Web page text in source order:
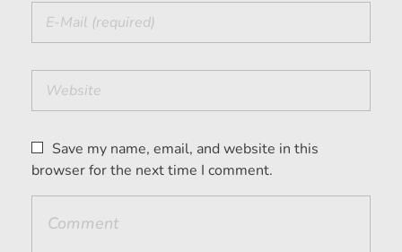
Save my name, email, and website in this
browser for the next time I comment.